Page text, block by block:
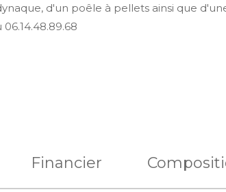
d'un poêle à pellets ainsi que
Financier